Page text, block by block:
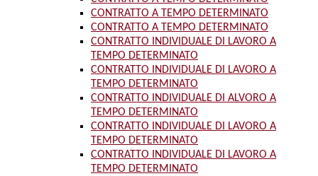
CONTRATTO A TEMPO DETERMINATO
CONTRATTO A TEMPO DETERMINATO
CONTRATTO INDIVIDUALE DI LAVORO A
TEMPO DETERMINATO
CONTRATTO INDIVIDUALE DI LAVORO A
TEMPO DETERMINATO
CONTRATTO INDIVIDUALE DI ALVORO A
TEMPO DETERMINATO
CONTRATTO INDIVIDUALE DI LAVORO A
TEMPO DETERMINATO
CONTRATTO INDIVIDUALE DI LAVORO A
TEMPO DETERMINATO